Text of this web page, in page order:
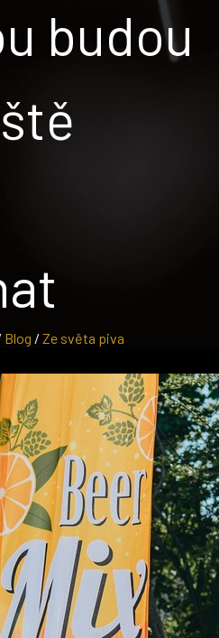
Blog / Ze světa piva
budou